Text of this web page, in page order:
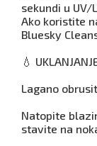
sekundi u UV/
Ako koristite
Bluesky
💧
Lagano
Natopite
stavite na